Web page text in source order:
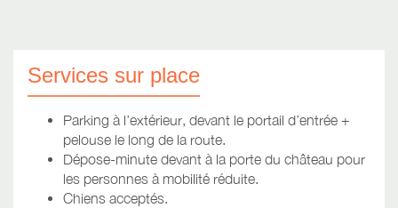
Services sur place
Parking à l’extérieur, devant le portail d’entrée +
pelouse le long de la route.
Dépose-minute devant à la porte du château pour
les personnes à mobilité réduite.
Chiens acceptés.